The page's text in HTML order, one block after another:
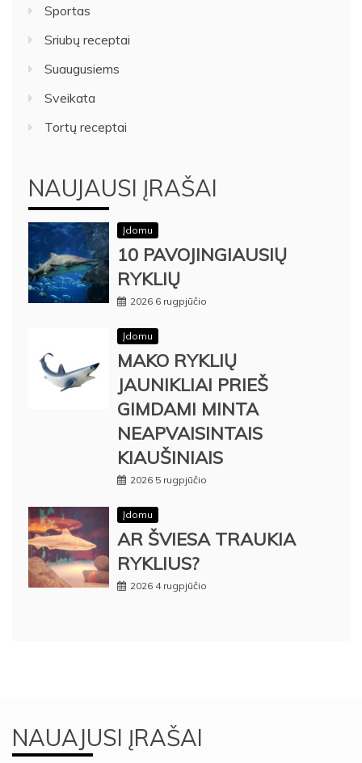
Sportas
Sriubų receptai
Suaugusiems
Sveikata
Tortų receptai
NAUJAUSI ĮRAŠAI
Įdomu
10 PAVOJINGIAUSIŲ
RYKLIŲ
2026 6 rugpjūčio
Įdomu
MAKO RYKLIŲ
JAUNIKLIAI PRIEŠ
GIMDAMI MINTA
NEAPVAISINTAIS
KIAUŠINIAIS
2026 5 rugpjūčio
Įdomu
AR ŠVIESA TRAUKIA
RYKLIUS?
2026 4 rugpjūčio
NAUAJUSI ĮRAŠAI